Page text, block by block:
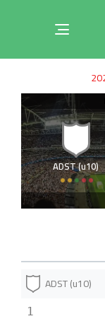
Toggle
IN:on:
ADST (u10)
ADST (u10)
1